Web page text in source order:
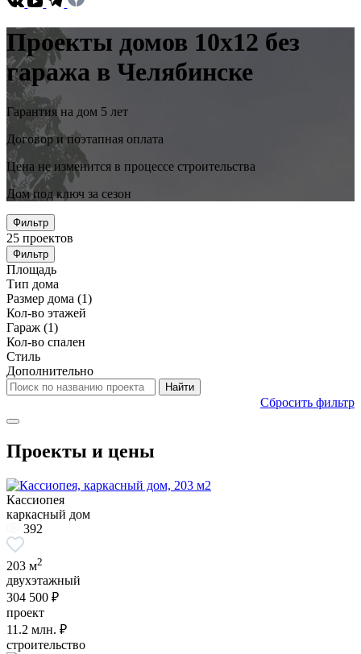
Проекты домов 10x12 без
гаража в Челябинске
Гарантия на дом 5 лет
Договор и поэтапная оплата
Цена не изменится в процессе строительства
Дом под ключ за сезон
Фильтр
25 проектов
Фильтр
Площадь
Тип дома
Размер дома (1)
Кол-во этажей
Гараж (1)
Кол-во спален
Стиль
Дополнительно
Сбросить фильтр
Проекты и цены
Кассиопея
каркасный дом
392
203 м2
двухэтажный
304 500 ₽
проект
11.2 млн. ₽
строительство